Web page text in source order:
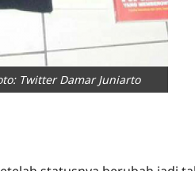
Twitter Damar Juniarto